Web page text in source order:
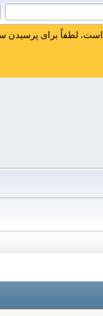
لطفاً برای پرسیدن